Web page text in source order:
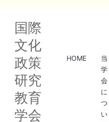
国際
文化
政策
研究
教育
学会
HOME
当
学
会
に
つ
い